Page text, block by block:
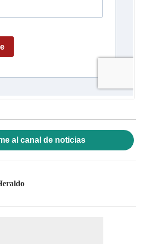
al canal de noticias